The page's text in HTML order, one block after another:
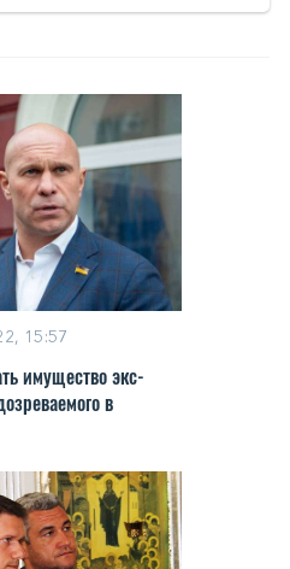
15:57
имущество экс-
в